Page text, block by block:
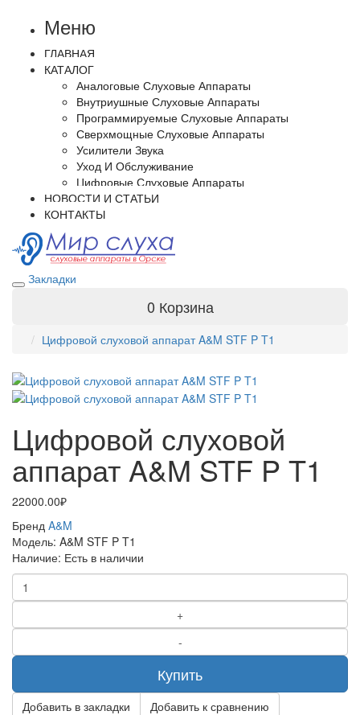
Меню
ГЛАВНАЯ
КАТАЛОГ
Аналоговые Слуховые Аппараты
Внутриушные Слуховые Аппараты
Программируемые Слуховые Аппараты
Сверхмощные Слуховые Аппараты
Усилители Звука
Уход И Обслуживание
Цифровые Слуховые Аппараты
НОВОСТИ И СТАТЬИ
КОНТАКТЫ
Закладки
0 Корзина
Цифровой слуховой аппарат A&M STF P T1
Цифровой слуховой
аппарат A&M STF P T1
22000.00₽
Бренд A&M
Модель: A&M STF P T1
Наличие: Есть в наличии
Купить
Добавить в закладки Добавить к сравнению